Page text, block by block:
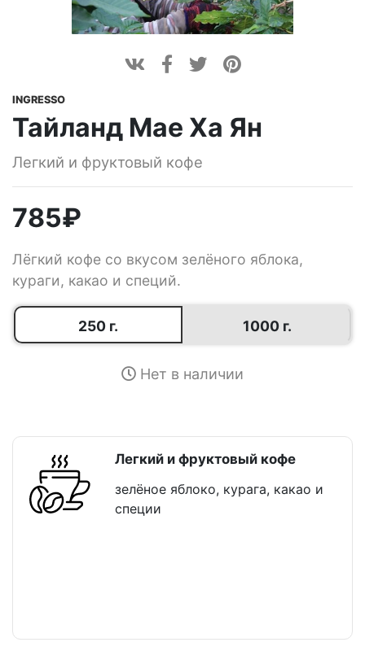
INGRESSO
Тайланд Мае Ха Ян
Легкий и фруктовый кофе
785₽
Лёгкий кофе со вкусом зелёного яблока,
кураги, какао и специй.
250 г. 1000 г.
Нет в наличии
Легкий и фруктовый кофе
зелёное яблоко, курага, какао и
специи